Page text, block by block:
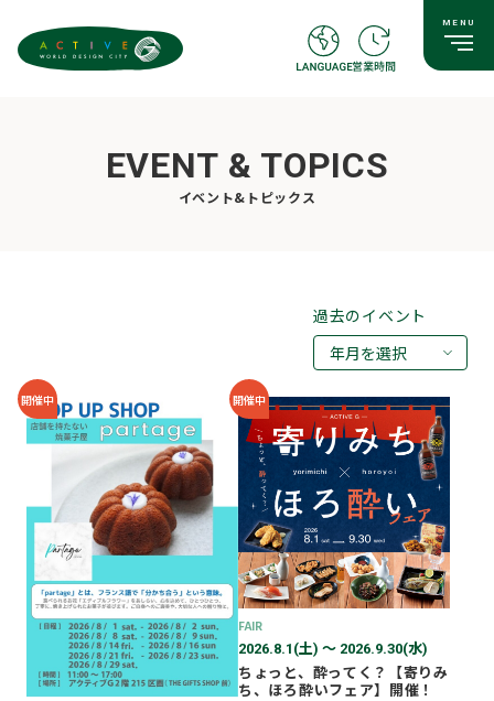
EVENT & TOPICS
イベント&トピックス
過去のイベント
年月を選択
2026年07月
2026年05月
2026年03月
2026年02月
2025年12月
2025年11月
2025年10月
開催中 開催中
FAIR
2026.8.1(土) 〜 2026.9.30(水)
ちょっと、酔ってく？【寄りみ
ち、ほろ酔いフェア】開催！